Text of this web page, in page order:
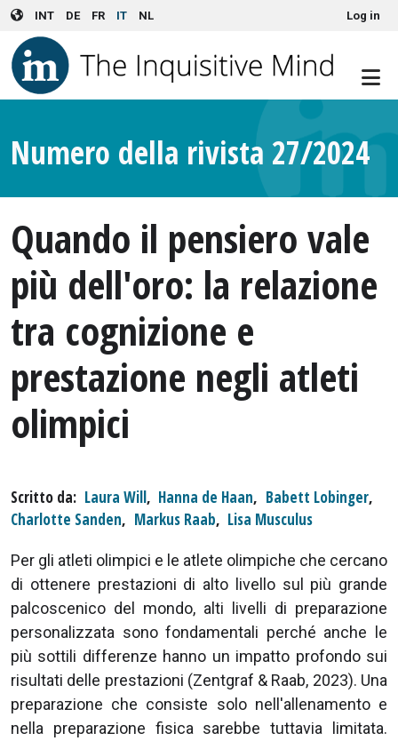
Skip to main content
INT DE FR IT NL User account menuLog in
Numero della rivista 27/2024
Quando il pensiero vale
più dell'oro: la relazione
tra cognizione e
prestazione negli atleti
olimpici
Scritto da Laura Will, Hanna de Haan, Babett Lobinger,
Charlotte Sanden, Markus Raab, Lisa Musculus
Per gli atleti olimpici e le atlete olimpiche che cercano
di ottenere prestazioni di alto livello sul più grande
palcoscenico del mondo, alti livelli di preparazione
personalizzata sono fondamentali perché anche le
più sottili differenze hanno un impatto profondo sui
risultati delle prestazioni (Zentgraf & Raab, 2023). Una
preparazione che consiste solo nell'allenamento e
nella preparazione fisica sarebbe tuttavia limitata.